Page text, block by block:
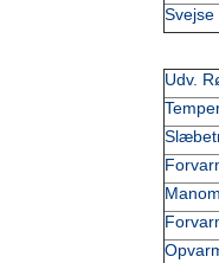
Svejse
Udv.